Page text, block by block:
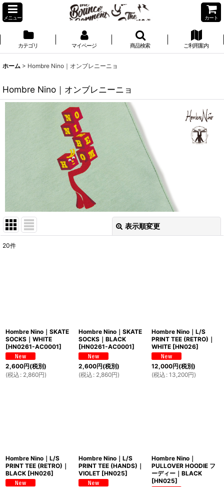
メニュー カート
カテゴリ マイページ 商品検索 ご利用案内
ホーム > Hombre Nino｜オンブレニーニョ
Hombre Nino｜オンブレニーニョ
表示順変更
20件
Hombre Nino｜SKATE
SOCKS｜WHITE
[HN0261-AC0001]
2,600円(税別)
(税込 : 2,860円)
Hombre Nino｜SKATE
SOCKS｜BLACK
[HN0261-AC0001]
2,600円(税別)
(税込 : 2,860円)
Hombre Nino｜L/S
PRINT TEE (RETRO)｜
WHITE [HN026]
12,000円(税別)
(税込 : 13,200円)
Hombre Nino｜L/S
PRINT TEE (RETRO)｜
BLACK [HN026]
Hombre Nino｜L/S
PRINT TEE (HANDS)｜
VIOLET [HN025]
Hombre Nino｜
PULLOVER HOODIE フ
ーディー｜BLACK
[HN025]